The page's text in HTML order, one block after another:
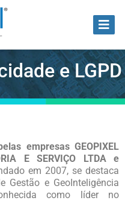
e LGPD
empresas GEOPIXEL
E SERVIÇO LTDA e
em 2007, se destaca
Gestão e GeoInteligência
como líder no